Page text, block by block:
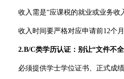
收入需是“应课税的就业或业务收
收入时间要严格对应申请前12个月
2.B/C类学历认证：别让“文件不全
必须提供学士学位证书、正式成绩